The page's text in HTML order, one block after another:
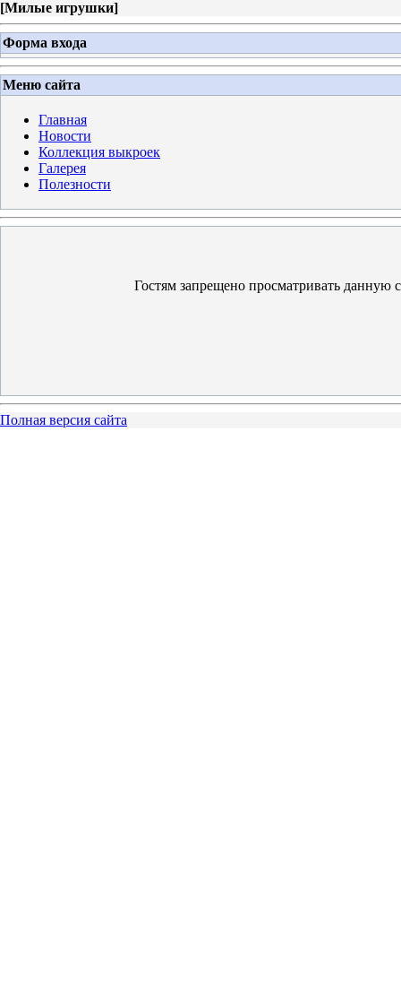
[Милые игрушки]
Форма входа
Меню сайта
Главная
Новости
Коллекция выкроек
Галерея
Полезности
Гостям запрещено просматривать данную
Полная версия сайта